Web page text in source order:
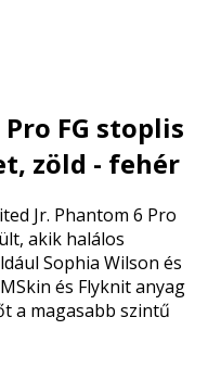
FG stoplis
zöld - fehér
Jr. Phantom 6 Pro
akik halálos
Sophia Wilson és
és Flyknit anyag
a magasabb szintű